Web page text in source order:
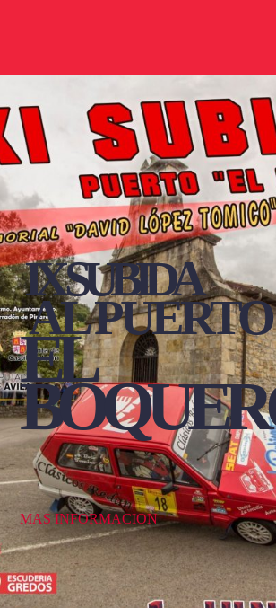
IX SUBIDA
AL
EL
MAS INFORMACION